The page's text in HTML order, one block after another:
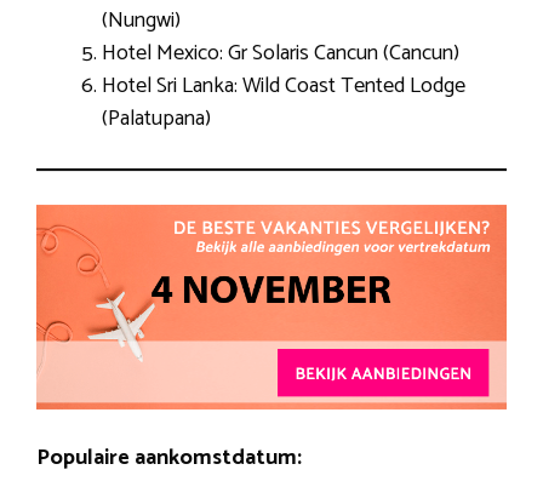
(Nungwi)
Hotel Mexico: Gr Solaris Cancun (Cancun)
Hotel Sri Lanka: Wild Coast Tented Lodge
(Palatupana)
Populaire aankomstdatum: